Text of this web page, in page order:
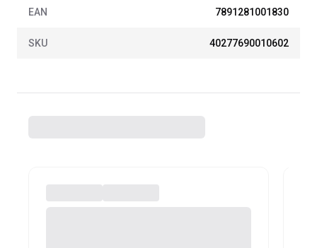
EAN 7891281001830
SKU 40277690010602